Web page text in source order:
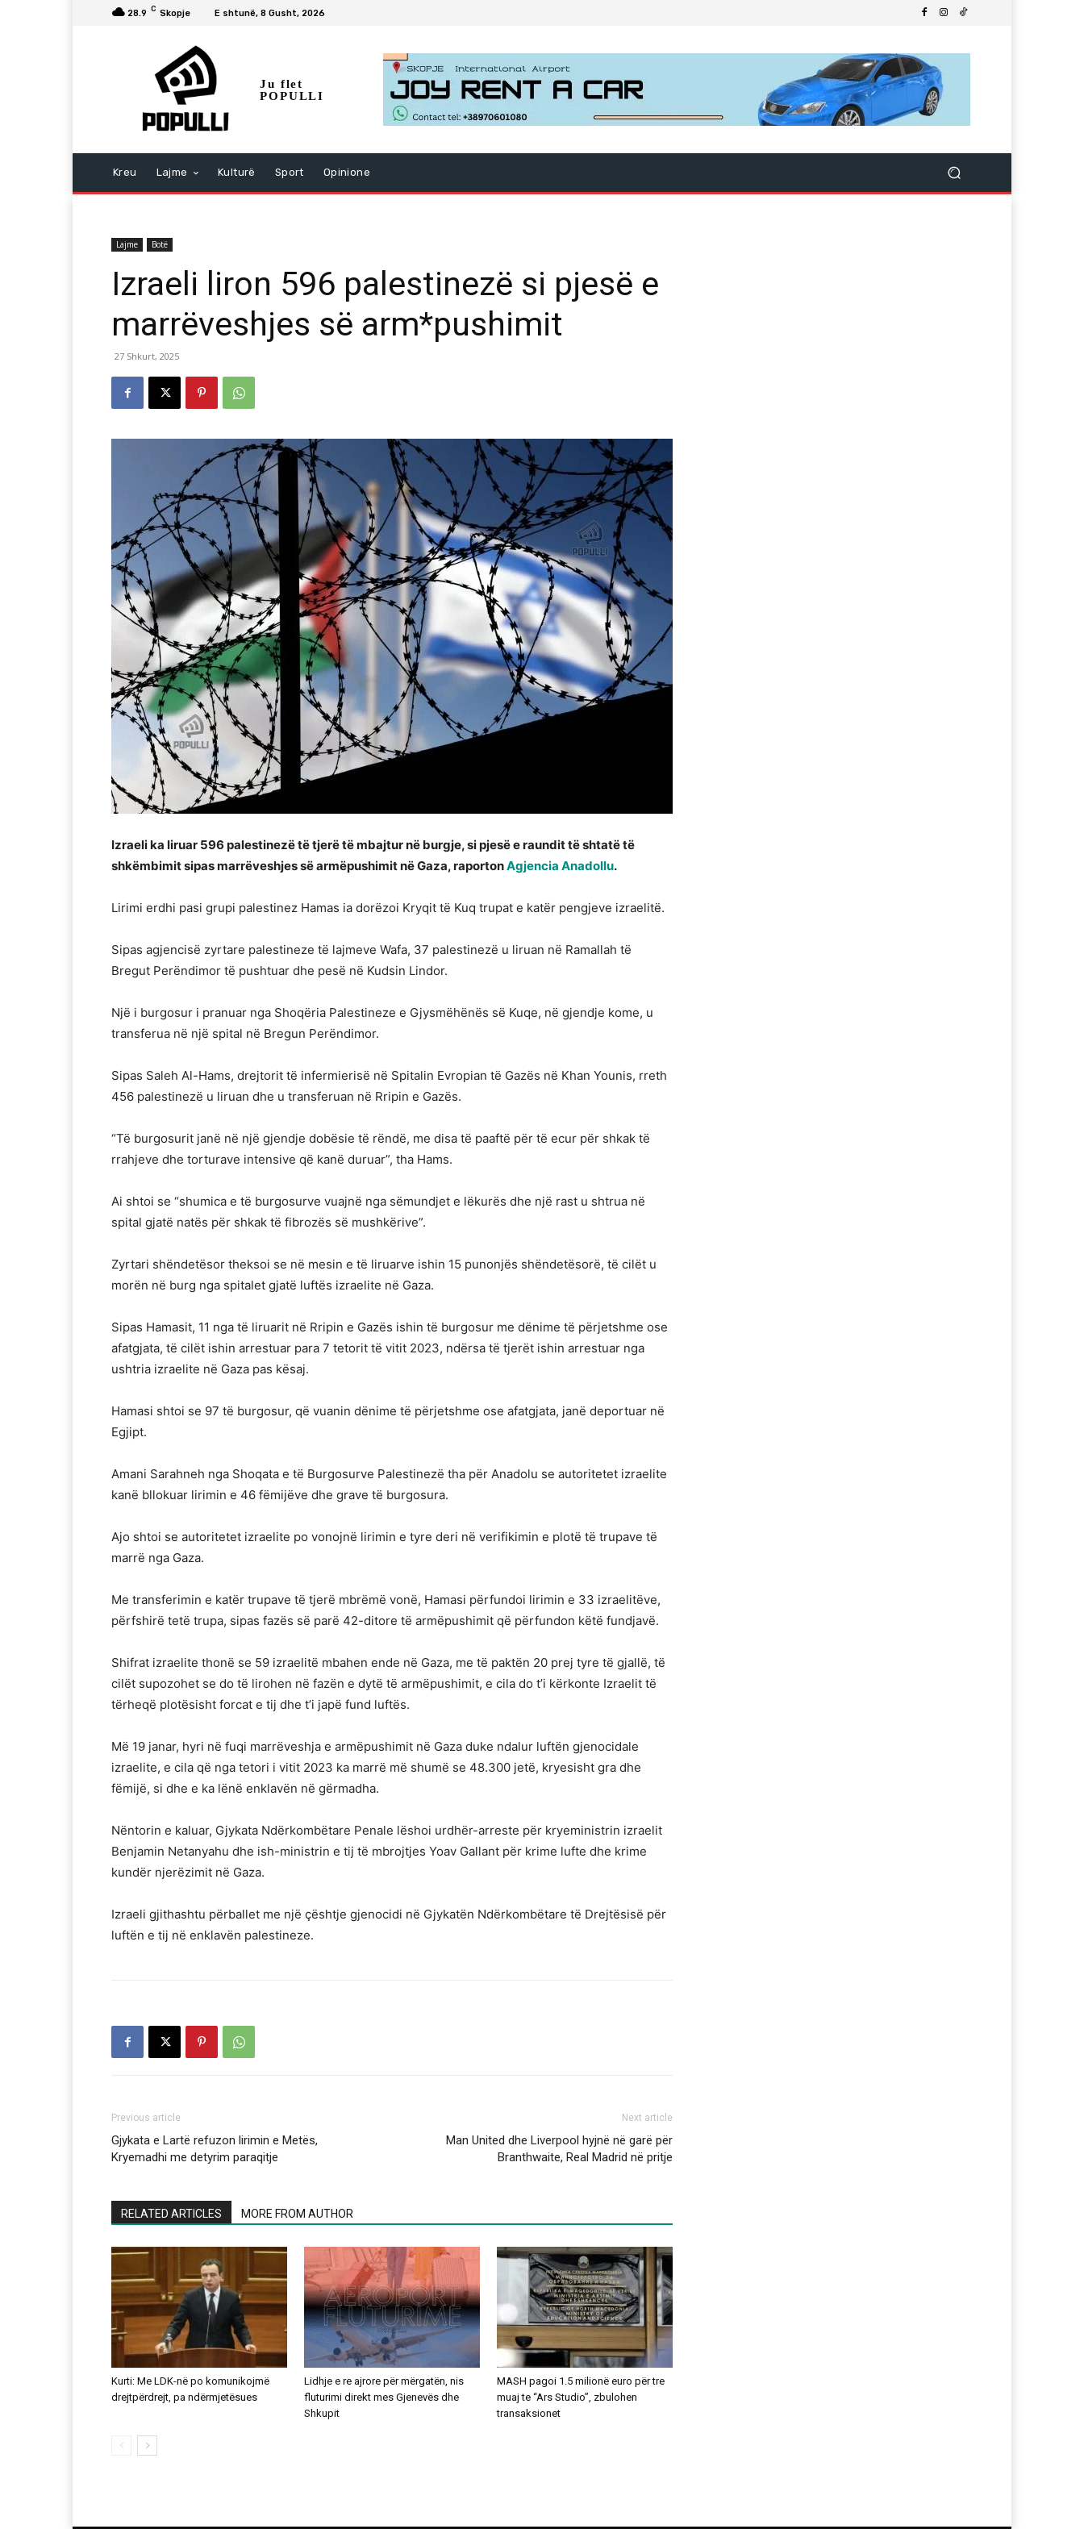
28.9 C Skopje E shtunë, 8 Gusht, 2026
Ju flet
POPULLI
Kreu Lajme Kulturë Sport Opinione
Lajme Botë
Izraeli liron 596 palestinezë si pjesë e
marrëveshjes së arm*pushimit
27 Shkurt, 2025
Izraeli ka liruar 596 palestinezë të tjerë të mbajtur në burgje, si pjesë e raundit të shtatë të
shkëmbimit sipas marrëveshjes së armëpushimit në Gaza, raportonAgjencia Anadollu.
Lirimi erdhi pasi grupi palestinez Hamas ia dorëzoi Kryqit të Kuq trupat e katër pengjeve izraelitë.
Sipas agjencisë zyrtare palestineze të lajmeve Wafa, 37 palestinezë u liruan në Ramallah të
Bregut Perëndimor të pushtuar dhe pesë në Kudsin Lindor.
Një i burgosur i pranuar nga Shoqëria Palestineze e Gjysmëhënës së Kuqe, në gjendje kome, u
transferua në një spital në Bregun Perëndimor.
Sipas Saleh Al-Hams, drejtorit të infermierisë në Spitalin Evropian të Gazës në Khan Younis, rreth
456 palestinezë u liruan dhe u transferuan në Rripin e Gazës.
“Të burgosurit janë në një gjendje dobësie të rëndë, me disa të paaftë për të ecur për shkak të
rrahjeve dhe torturave intensive që kanë duruar”, tha Hams.
Ai shtoi se “shumica e të burgosurve vuajnë nga sëmundjet e lëkurës dhe një rast u shtrua në
spital gjatë natës për shkak të fibrozës së mushkërive”.
Zyrtari shëndetësor theksoi se në mesin e të liruarve ishin 15 punonjës shëndetësorë, të cilët u
morën në burg nga spitalet gjatë luftës izraelite në Gaza.
Sipas Hamasit, 11 nga të liruarit në Rripin e Gazës ishin të burgosur me dënime të përjetshme ose
afatgjata, të cilët ishin arrestuar para 7 tetorit të vitit 2023, ndërsa të tjerët ishin arrestuar nga
ushtria izraelite në Gaza pas kësaj.
Hamasi shtoi se 97 të burgosur, që vuanin dënime të përjetshme ose afatgjata, janë deportuar në
Egjipt.
Amani Sarahneh nga Shoqata e të Burgosurve Palestinezë tha për Anadolu se autoritetet izraelite
kanë bllokuar lirimin e 46 fëmijëve dhe grave të burgosura.
Ajo shtoi se autoritetet izraelite po vonojnë lirimin e tyre deri në verifikimin e plotë të trupave të
marrë nga Gaza.
Me transferimin e katër trupave të tjerë mbrëmë vonë, Hamasi përfundoi lirimin e 33 izraelitëve,
përfshirë tetë trupa, sipas fazës së parë 42-ditore të armëpushimit që përfundon këtë fundjavë.
Shifrat izraelite thonë se 59 izraelitë mbahen ende në Gaza, me të paktën 20 prej tyre të gjallë, të
cilët supozohet se do të lirohen në fazën e dytë të armëpushimit, e cila do t’i kërkonte Izraelit të
tërheqë plotësisht forcat e tij dhe t’i japë fund luftës.
Më 19 janar, hyri në fuqi marrëveshja e armëpushimit në Gaza duke ndalur luftën gjenocidale
izraelite, e cila që nga tetori i vitit 2023 ka marrë më shumë se 48.300 jetë, kryesisht gra dhe
fëmijë, si dhe e ka lënë enklavën në gërmadha.
Nëntorin e kaluar, Gjykata Ndërkombëtare Penale lëshoi ​​urdhër-arreste për kryeministrin izraelit
Benjamin Netanyahu dhe ish-ministrin e tij të mbrojtjes Yoav Gallant për krime lufte dhe krime
kundër njerëzimit në Gaza.
Izraeli gjithashtu përballet me një çështje gjenocidi në Gjykatën Ndërkombëtare të Drejtësisë për
luftën e tij në enklavën palestineze.
Previous article
Gjykata e Lartë refuzon lirimin e Metës,
Kryemadhi me detyrim paraqitje
Next article
Man United dhe Liverpool hyjnë në garë për
Branthwaite, Real Madrid në pritje
RELATED ARTICLES MORE FROM AUTHOR
Kurti: Me LDK-në po komunikojmë
drejtpërdrejt, pa ndërmjetësues
Lidhje e re ajrore për mërgatën, nis
fluturimi direkt mes Gjenevës dhe
Shkupit
MASH pagoi 1.5 milionë euro për tre
muaj te “Ars Studio”, zbulohen
transaksionet